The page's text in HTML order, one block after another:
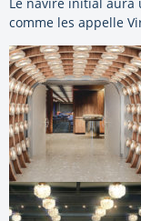
comme les appelle